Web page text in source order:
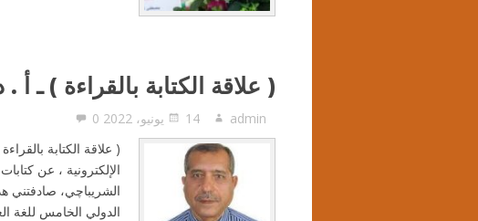
( علاقة الكتابة بالقراءة )
admin 14 يونيو، 2022
0
( علاقة الكتابة
الإلكترونية ، عن
الشريباچي، صادفتني
الدولي الخامس للغة العربية ، بتاريخ 5 مايو 2016 .